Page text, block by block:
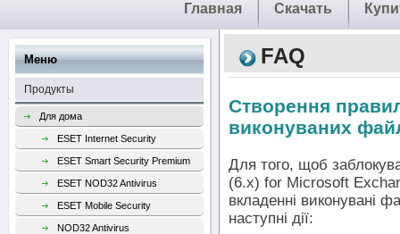
Главная Скачать
Меню
Продукты
Для дома
ESET Internet Security
ESET Smart Security Premium
ESET NOD32 Antivirus
ESET Mobile Security
NOD32 Antivirus
FAQ
Створення
виконуваних
Для того, щоб
(6.x) for Microsoft
вкладенні виконувані
наступні дії: